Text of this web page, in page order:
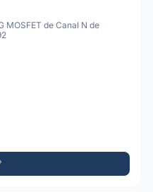
MOSFET de Canal N de